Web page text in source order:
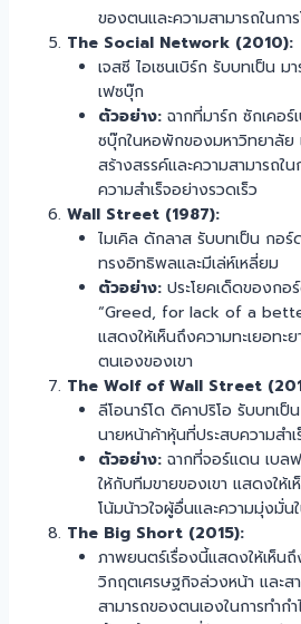
ของตนและความสามารถในกา
The Social Network (2010):
เจสซี ไอเซนเบิร์ก รับบทเป็น
เฟซบุ๊ก
ตัวอย่าง: ฉากที่มาร์ก ซักเคอ
ซบุ๊กในหอพักของมหาวิทยาลัย
สร้างสรรค์และความสามารถใ
ความสำเร็จอย่างรวดเร็ว
Wall Street (1987):
ไมเคิล ดักลาส รับบทเป็น กอ
ทรงอิทธิพลและมีเล่ห์เหลี่ยม
ตัวอย่าง: ประโยคเด็ดของกอ
“Greed, for lack of a
แสดงให้เห็นถึงความทะเยอทะ
ตนเองของเขา
The Wolf of Wall Street
ลีโอนาร์โด ดิคาปริโอ รับบทเ
นายหน้าค้าหุ้นที่ประสบความสำ
ตัวอย่าง: ฉากที่จอร์แดน เบล
ให้กับทีมขายของเขา แสดงให้เ
โน้มน้าวใจผู้อื่นและความมุ่งมั่น
The Big Short (2015):
ภาพยนตร์เรื่องนี้แสดงให้เห็น
วิกฤตเศรษฐกิจล่วงหน้า และส
สามารถของตนเองในการทำก